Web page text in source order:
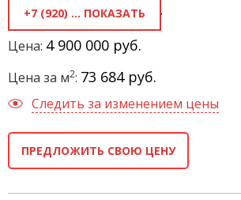
+7 (920) 818-81-84
Цена: 4 900 000 руб.
Цена за м2: 73 684 руб.
Следить за изменением цены
ПРЕДЛОЖИТЬ СВОЮ ЦЕНУ